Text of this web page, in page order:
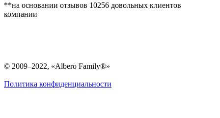
**на основании отзывов 10256 довольных клиентов
компании
© 2009–2022, «Albero Family®»
Политика конфиденциальности